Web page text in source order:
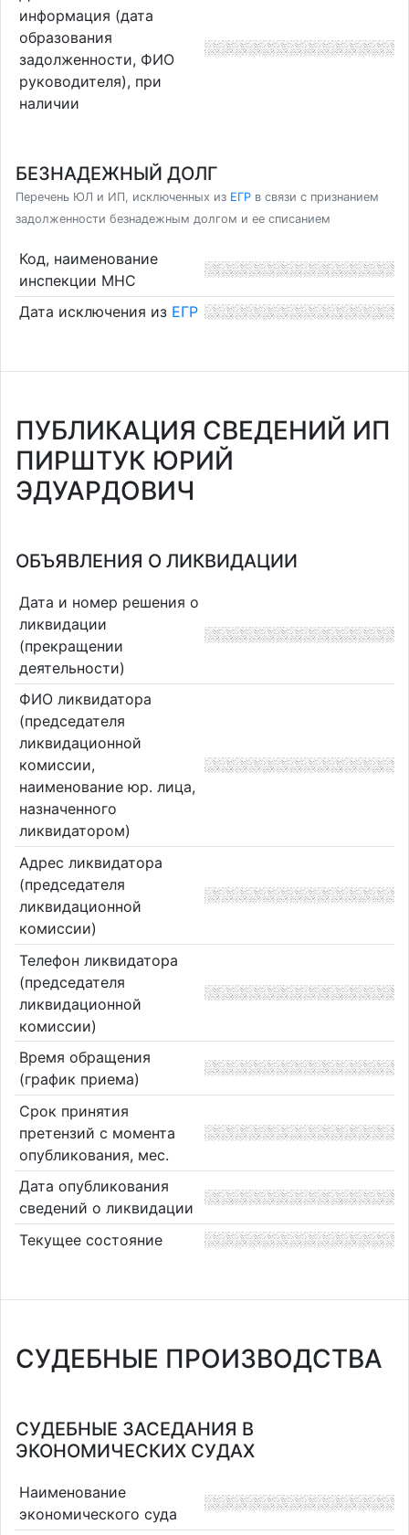
информация (дата
образования
задолженности, ФИО
руководителя), при
наличии
БЕЗНАДЕЖНЫЙ ДОЛГ
Перечень ЮЛ и ИП, исключенных из ЕГР в связи с признанием
задолженности безнадежным долгом и ее списанием
Код, наименование
инспекции МНС
Дата исключения из ЕГР
ПУБЛИКАЦИЯ СВЕДЕНИЙ ИП
ПИРШТУК ЮРИЙ
ЭДУАРДОВИЧ
ОБЪЯВЛЕНИЯ О ЛИКВИДАЦИИ
Дата и номер решения о
ликвидации
(прекращении
деятельности)
ФИО ликвидатора
(председателя
ликвидационной
комиссии,
наименование юр. лица,
назначенного
ликвидатором)
Адрес ликвидатора
(председателя
ликвидационной
комиссии)
Телефон ликвидатора
(председателя
ликвидационной
комиссии)
Время обращения
(график приема)
Срок принятия
претензий с момента
опубликования, мес.
Дата опубликования
сведений о ликвидации
Текущее состояние
СУДЕБНЫЕ ПРОИЗВОДСТВА
СУДЕБНЫЕ ЗАСЕДАНИЯ В
ЭКОНОМИЧЕСКИХ СУДАХ
Наименование
экономического суда